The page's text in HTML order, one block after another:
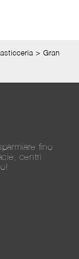
> Gran
fino
centri